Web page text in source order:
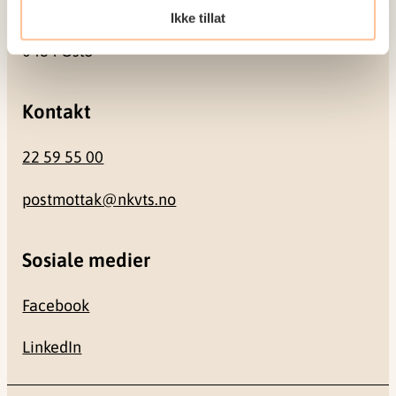
Ikke tillat
0484 Oslo
Kontakt
22 59 55 00
postmottak@nkvts.no
Sosiale medier
Facebook
LinkedIn